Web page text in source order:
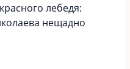
лебедя:
нещадно